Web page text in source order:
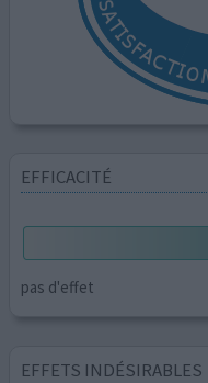
EFFICACITÉ
pas d'effet
EFFETS INDÉSIRABLES